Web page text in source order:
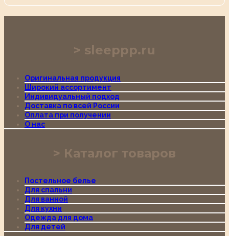
sleeppp.ru
Оригинальная продукция
Широкий ассортимент
Индивидуальный подход
Доставка по всей России
Оплата при получении
О нас
Каталог товаров
Постельное белье
Для спальни
Для ванной
Для кухни
Одежда для дома
Для детей